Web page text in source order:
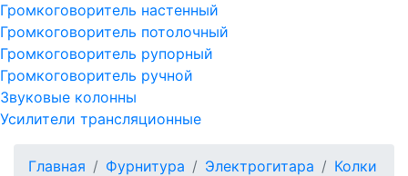
Громкоговоритель настенный
Громкоговоритель потолочный
Громкоговоритель рупорный
Громкоговоритель ручной
Звуковые колонны
Усилители трансляционные
Главная Фурнитура Электрогитара Колки